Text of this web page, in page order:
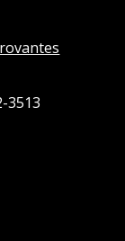
3513